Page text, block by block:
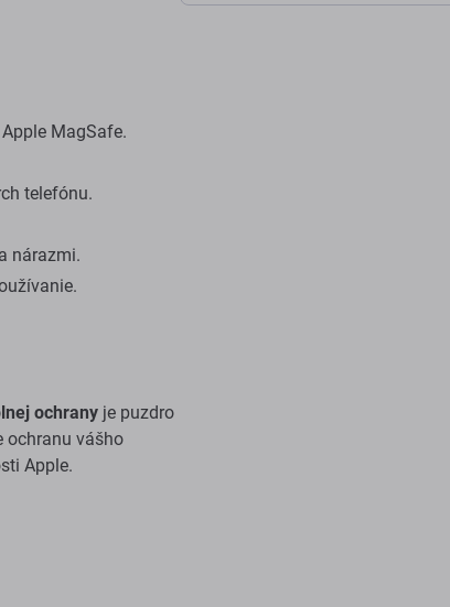
MagSafe.
telefónu.
nárazmi.
ochrany je puzdro
ochranu vášho
Apple.